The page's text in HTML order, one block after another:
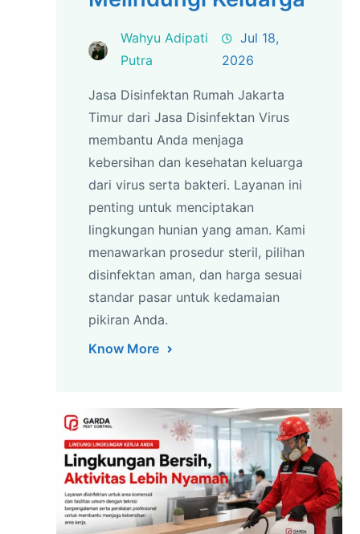
Wahyu Adipati
Putra
Jul 18,
2026
Jasa Disinfektan Rumah Jakarta
Timur dari Jasa Disinfektan Virus
membantu Anda menjaga
kebersihan dan kesehatan keluarga
dari virus serta bakteri. Layanan ini
penting untuk menciptakan
lingkungan hunian yang aman. Kami
menawarkan prosedur steril, pilihan
disinfektan aman, dan harga sesuai
standar pasar untuk kedamaian
pikiran Anda.
Know More